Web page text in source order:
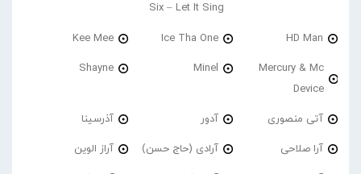
Six – Let It Sing
HD Man
Ice Tha One
Kee Mee
Mercury & Mc
Device
Minel
Shayne
آتی منصوری آدور آذرسینا
آرا صلاحی آرادی (حاج حسن) آراز الوین